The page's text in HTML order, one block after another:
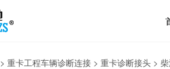
> 重卡工程车辆诊断连接 > 重卡诊断接头 >